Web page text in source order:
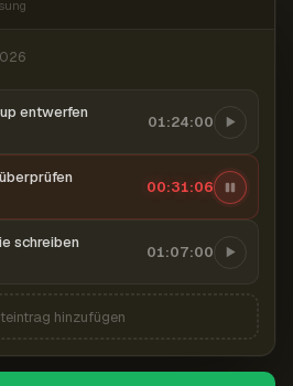
entwerfen 01:24:00
00:31:06
schreiben 01:07:00
hinzufügen